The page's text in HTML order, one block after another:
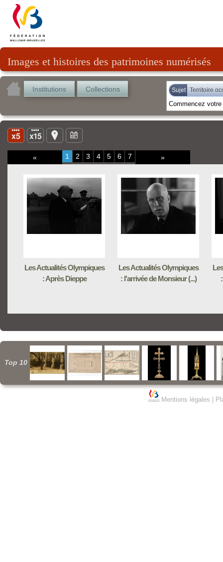
Images et histoires des patrimoines numérisés
Institutions Collections Sujet Territoire
« 1 2 3 4 5 6 7 »
Les Actualités Olympiques
: Après Dieppe
Les Actualités Olympiques
: l'arrivée de Monsieur (...)
Top 10
Mentions légales